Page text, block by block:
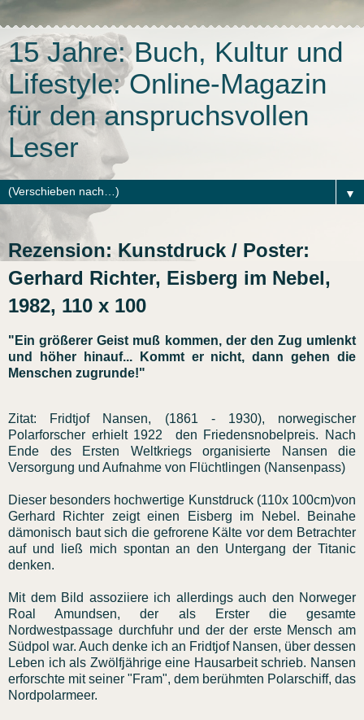
15 Jahre: Buch, Kultur und
Lifestyle: Online-Magazin
für den anspruchsvollen
Leser
▼
Rezension: Kunstdruck / Poster:
Gerhard Richter, Eisberg im Nebel,
1982, 110 x 100
"Ein größerer Geist muß kommen, der den Zug umlenkt
und höher hinauf... Kommt er nicht, dann gehen die
Menschen zugrunde!"
Zitat: Fridtjof Nansen, (1861 - 1930), norwegischer
Polarforscher erhielt 1922 den Friedensnobelpreis. Nach
Ende des Ersten Weltkriegs organisierte Nansen die
Versorgung und Aufnahme von Flüchtlingen (Nansenpass)
Dieser besonders hochwertige Kunstdruck (110x 100cm)von
Gerhard Richter zeigt einen Eisberg im Nebel. Beinahe
dämonisch baut sich die gefrorene Kälte vor dem Betrachter
auf und ließ mich spontan an den Untergang der Titanic
denken.
Mit dem Bild assoziiere ich allerdings auch den Norweger
Roal Amundsen, der als Erster die gesamte
Nordwestpassage durchfuhr und der der erste Mensch am
Südpol war. Auch denke ich an Fridtjof Nansen, über dessen
Leben ich als Zwölfjährige eine Hausarbeit schrieb. Nansen
erforschte mit seiner "Fram", dem berühmten Polarschiff, das
Nordpolarmeer.